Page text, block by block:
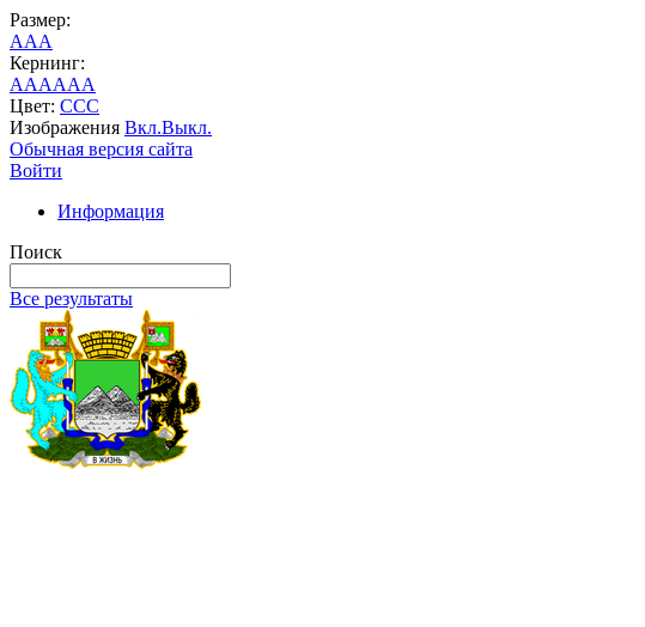
Размер:
AAA
Кернинг:
AAAAAA
Цвет: CCC
Изображения Вкл.Выкл.
Обычная версия сайта
Войти
Информация
Поиск
Все результаты